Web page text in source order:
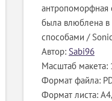
антропоморфная
была влюблена в
способами /
Автор: Sabi96
Масштаб макета:
Формат файла:
Формат листа: